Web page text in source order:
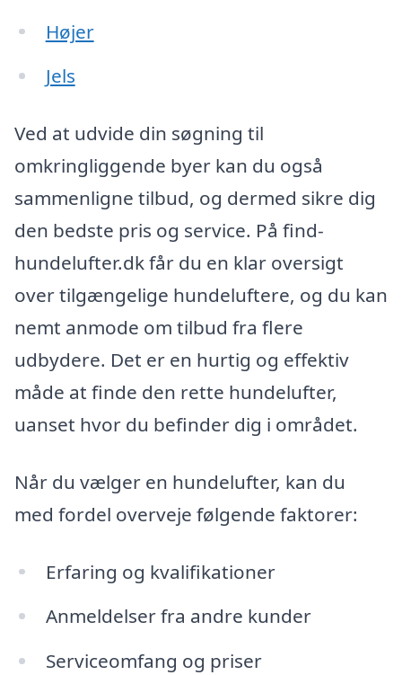
Højer
Jels
Ved at udvide din søgning til
omkringliggende byer kan du også
sammenligne tilbud, og dermed sikre dig
den bedste pris og service. På find-
hundelufter.dk får du en klar oversigt
over tilgængelige hundeluftere, og du kan
nemt anmode om tilbud fra flere
udbydere. Det er en hurtig og effektiv
måde at finde den rette hundelufter,
uanset hvor du befinder dig i området.
Når du vælger en hundelufter, kan du
med fordel overveje følgende faktorer:
Erfaring og kvalifikationer
Anmeldelser fra andre kunder
Serviceomfang og priser